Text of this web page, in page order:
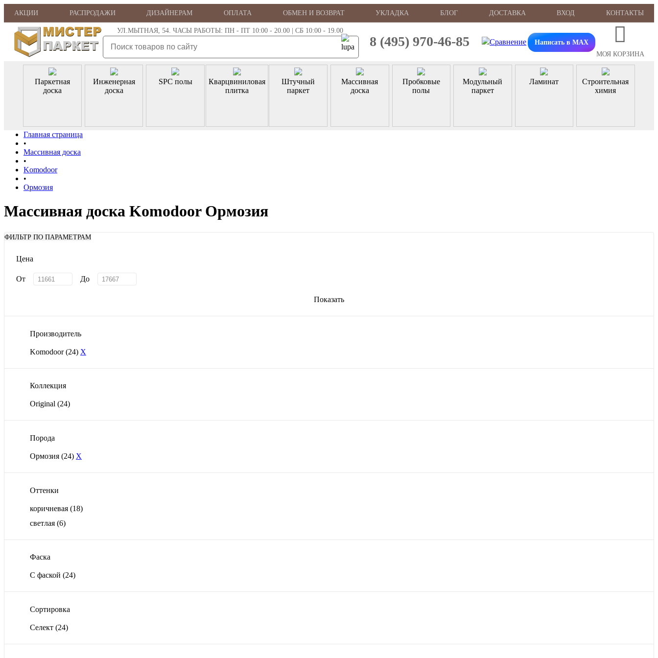
АКЦИИ РАСПРОДАЖИ ДИЗАЙНЕРАМ ОПЛАТА ОБМЕН И ВОЗВРАТ УКЛАДКА БЛОГ ДОСТАВКА ВХОД КОНТАКТЫ
УЛ.МЫТНАЯ, 54. ЧАСЫ РАБОТЫ: ПН - ПТ 10:00 - 20.00 | СБ 10:00 - 19.00
8 (495) 970-46-85
Написать в MAX
МОЯ КОРЗИНА
Паркетная
доска
Инженерная
доска
SPC полы
Кварцвиниловая
плитка
Штучный
паркет
Массивная
доска
Пробковые
полы
Модульный
паркет
Ламинат
Строительная
химия
Главная страница
•
Массивная доска
•
Komodoor
•
Ормозия
Массивная доска Komodoor Ормозия
ФИЛЬТР ПО ПАРАМЕТРАМ
Цена
От До
Показать
Производитель
Komodoor(24) X
Коллекция
Original (24)
Порода
Ормозия (24) X
Оттенки
коричневая (18)
светлая (6)
Фаска
С фаской (24)
Сортировка
Селект (24)